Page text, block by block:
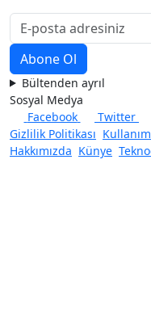
Bültenden ayrıl
Sosyal Medya
Facebook
Twitter
Gizlilik Politikası
Hakkımızda Künye